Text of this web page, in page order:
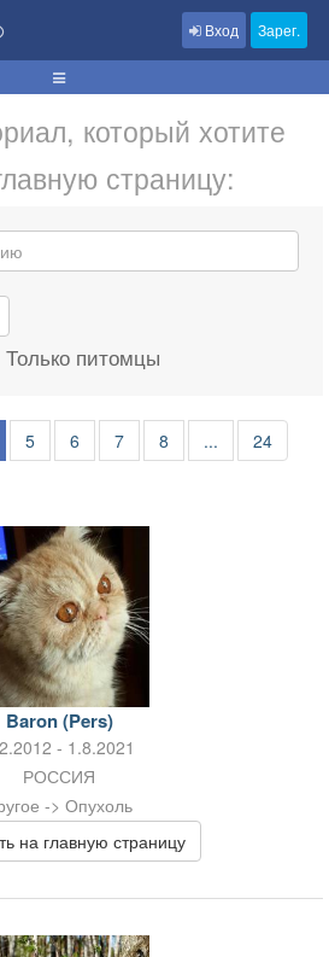
Вход Зарег.
который хотите
страницу:
Только питомцы
5 6 7 8 ... 24
Baron (Pers)
- 1.8.2021
РОССИЯ
-> Опухоль
на главную страницу